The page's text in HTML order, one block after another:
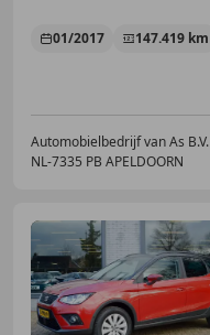
01/2017 147.419 km
Automobielbedrijf van As B.V.
NL-7335 PB APELDOORN